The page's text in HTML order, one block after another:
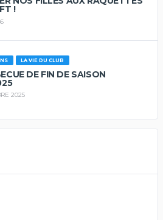
!
LA VIE DU CLUB
DE FIN DE SAISON
2025